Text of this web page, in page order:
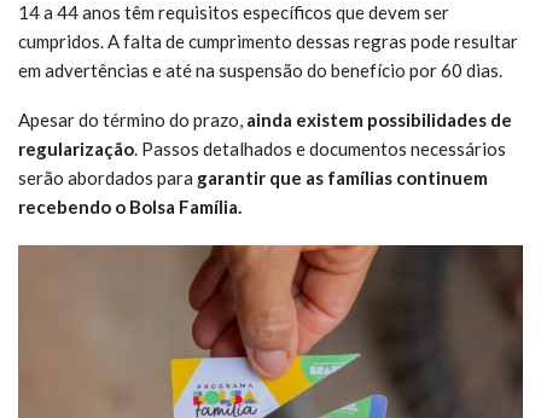
14 a 44 anos têm requisitos específicos que devem ser
cumpridos. A falta de cumprimento dessas regras pode resultar
em advertências e até na suspensão do benefício por 60 dias.
Apesar do término do prazo, ainda existem possibilidades de
regularização. Passos detalhados e documentos necessários
serão abordados para garantir que as famílias continuem
recebendo o Bolsa Família.